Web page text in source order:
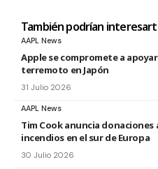
También podrían
AAPL News
Apple se compromete a
terremoto en Japón
31 Julio 2026
AAPL News
Tim Cook anuncia
incendios en el sur de Europa
30 Julio 2026